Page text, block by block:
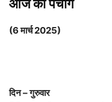
आज का पंचांग
(6 मार्च 2025)
दिन – गुरुवार